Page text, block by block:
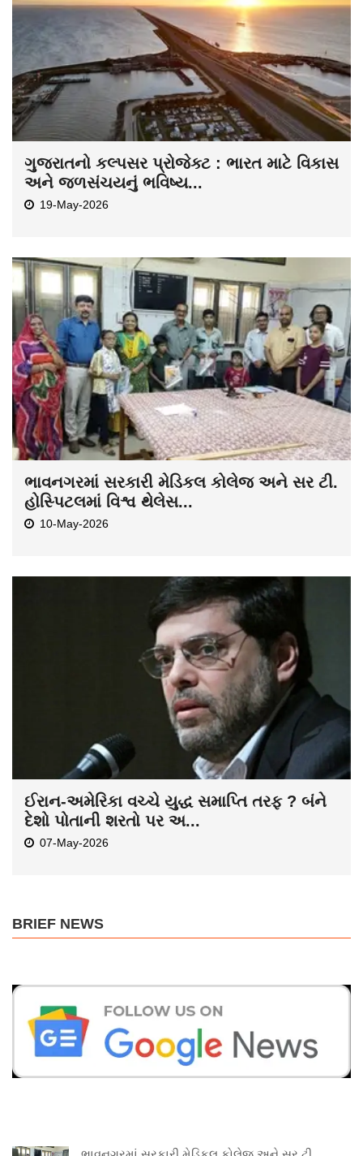
ગુજરાતનો કલ્પસર પ્રોજેક્ટ : ભારત માટે વિકાસ
અને જળસંચયનું ભવિષ્ય...
19-May-2026
ભાવનગરમાં સરકારી મેડિકલ કોલેજ અને સર ટી.
હોસ્પિટલમાં વિશ્વ થેલેસ...
10-May-2026
ઈરાન-અમેરિકા વચ્ચે યુદ્ધ સમાપ્તિ તરફ ? બંને
દેશો પોતાની શરતો પર અ...
07-May-2026
BRIEF NEWS